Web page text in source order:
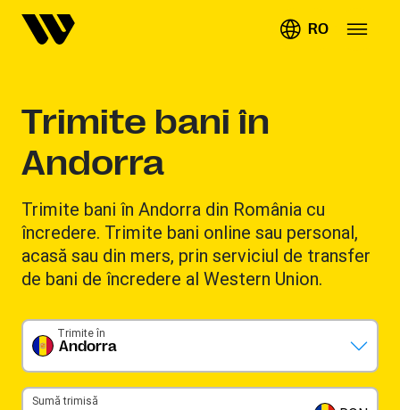
RO
Trimite bani în
Andorra
Trimite bani în Andorra din România cu
încredere. Trimite bani online sau personal,
acasă sau din mers, prin serviciul de transfer
de bani de încredere al Western Union.
Andorra
Trimite în
Sumă trimisă